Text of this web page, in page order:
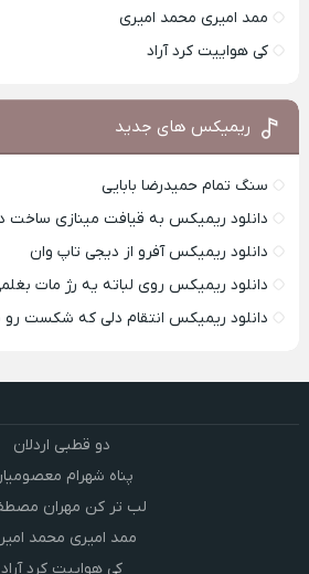
ممد امیری محمد امیری
کی هواییت کرد آراد
ریمیکس های جدید
سنگ تمام حمیدرضا بابایی
دانلود ریمیکس به قیافت مینازی ساخت
دانلود ریمیکس آفرو از ديجی تاپ وان
دانلود ریمیکس روی لباته یه رژ مات
دانلود ریمیکس انتقام دلی که شکست رو
دو قطبی اردلان
پناه شهرام
لب تر کن مهران
ممد امیری محمد
کی هواییت کرد آراد